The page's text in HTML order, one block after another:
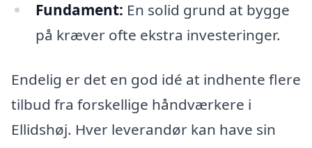
Fundament: En solid grund at bygge
på kræver ofte ekstra investeringer.
Endelig er det en god idé at indhente flere
tilbud fra forskellige håndværkere i
Ellidshøj. Hver leverandør kan have sin